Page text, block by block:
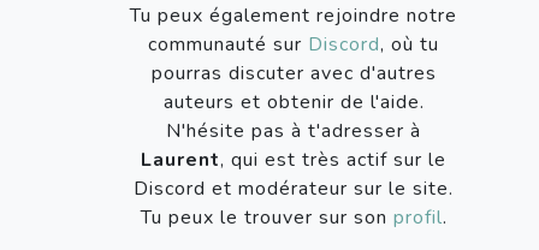
Tu peux également rejoindre notre
communauté sur Discord, où tu
pourras discuter avec d'autres
auteurs et obtenir de l'aide.
N'hésite pas à t'adresser à
Laurent, qui est très actif sur le
Discord et modérateur sur le site.
Tu peux le trouver sur son profil.